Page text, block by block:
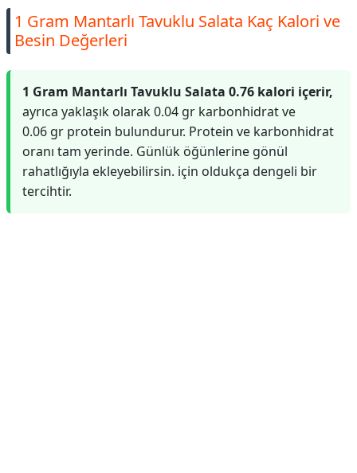
1 Gram Mantarlı Tavuklu Salata Kaç Kalori ve
Besin Değerleri
1 Gram Mantarlı Tavuklu Salata 0.76 kalori içerir,
ayrıca yaklaşık olarak 0.04 gr karbonhidrat ve
0.06 gr protein bulundurur. Protein ve karbonhidrat
oranı tam yerinde. Günlük öğünlerine gönül
rahatlığıyla ekleyebilirsin. için oldukça dengeli bir
tercihtir.